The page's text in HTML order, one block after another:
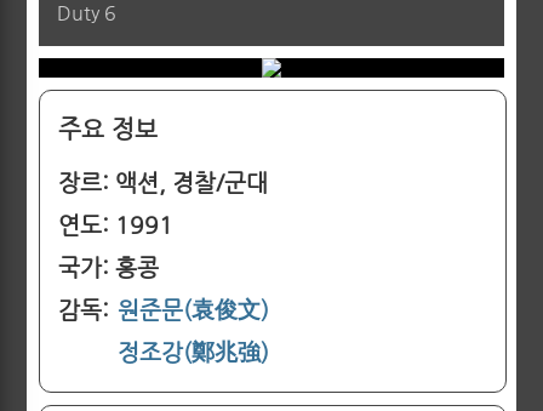
Duty 6
주요 정보
장르: 액션, 경찰/군대
연도: 1991
국가: 홍콩
감독: 원준문(袁俊文)
정조강(鄭兆強)